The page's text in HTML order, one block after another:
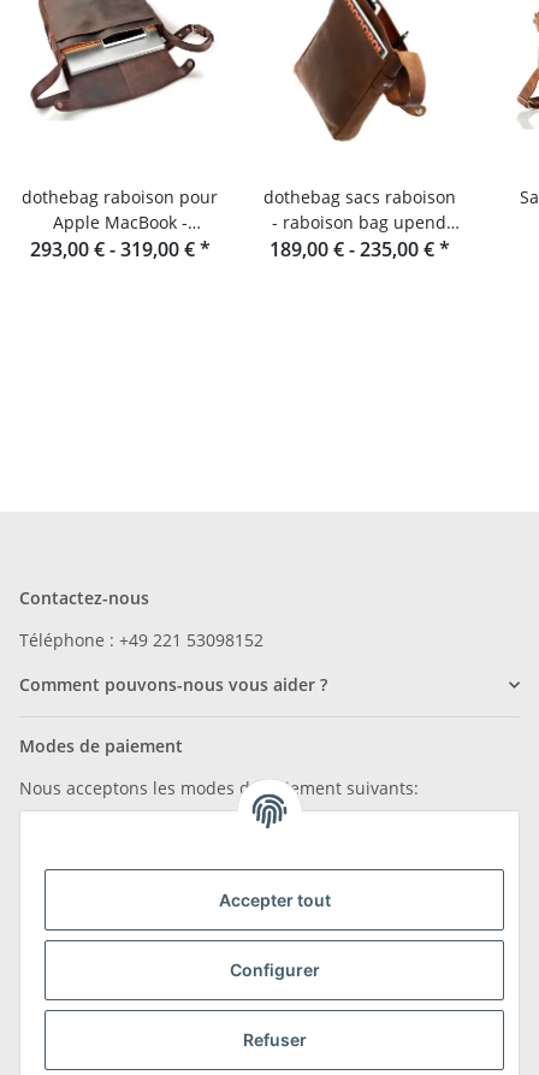
Accepter tout
Configurer
Refuser
dothebag raboison pour
Apple MacBook -
Sacoche pour ordinateur
293,00 € -319,00 €*
dothebag sacs raboison
- raboison bag upend
format portrait toro
189,00 € -235,00 €*
Contactez-nous
Téléphone : +49 221 53098152
Comment pouvons-nous vous aider ?
Modes de paiement
Nous acceptons les modes de paiement suivants:
Nous sommes membres de